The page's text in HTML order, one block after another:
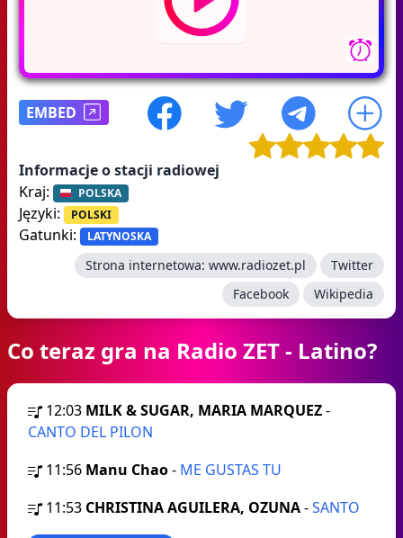
EMBED
Informacje o stacji radiowej
Kraj:
POLSKA
Języki: POLSKI
Gatunki: LATYNOSKA
Strona internetowa: www.radiozet.pl
Twitter
Facebook
Wikipedia
Co teraz gra na Radio ZET - Latino?
12:03 MILK & SUGAR, MARIA MARQUEZ-
CANTO DEL PILON
11:56 Manu Chao- ME GUSTAS TU
11:53 CHRISTINA AGUILERA, OZUNA-SANTO